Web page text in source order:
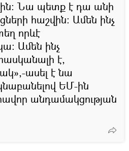
Նա պետք է դա անի
հաշվին։ Ամեն ինչ
որևէ
Ամեն ինչ
է,
ասել է նա
ԵՄ-ին
անդամակցության